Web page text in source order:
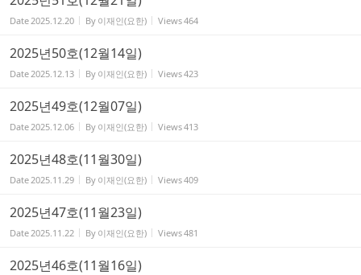
Date2025.12.20 By 이재인(요한) Views464
2025년50호(12월14일)
Date2025.12.13 By 이재인(요한) Views423
2025년49호(12월07일)
Date2025.12.06 By 이재인(요한) Views413
2025년48호(11월30일)
Date2025.11.29 By 이재인(요한) Views409
2025년47호(11월23일)
Date2025.11.22 By 이재인(요한) Views481
2025년46호(11월16일)